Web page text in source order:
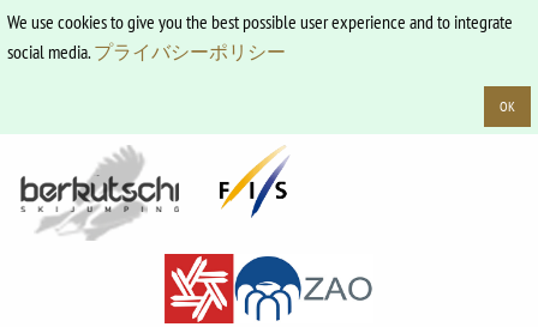
We use cookies to give you the best possible user experience and to integrate
social media.プライバシーポリシー
OK